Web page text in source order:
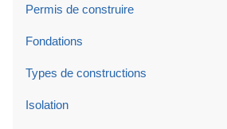
Permis de construire
Fondations
Types de constructions
Isolation